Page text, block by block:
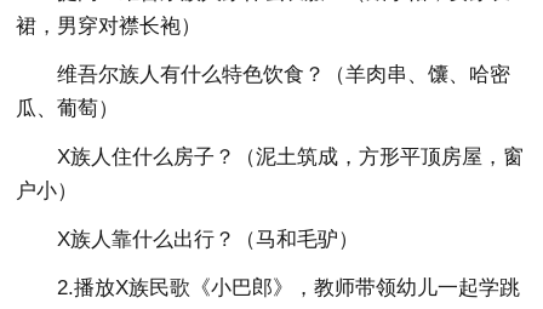
裙，男穿对襟长袍）
维吾尔族人有什么特色饮食？（羊肉串、馕、哈密
瓜、葡萄）
X族人住什么房子？（泥土筑成，方形平顶房屋，窗
户小）
X族人靠什么出行？（马和毛驴）
2.播放X族民歌《小巴郎》，教师带领幼儿一起学跳